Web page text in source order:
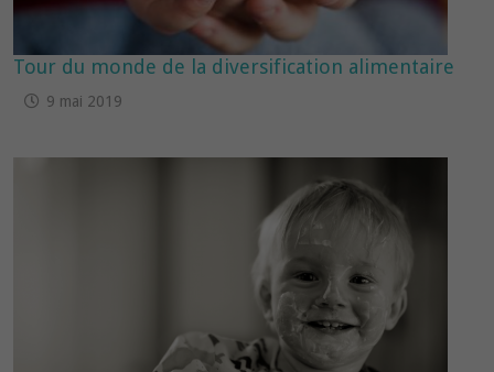
Tour du monde de la diversification alimentaire
9 mai 2019